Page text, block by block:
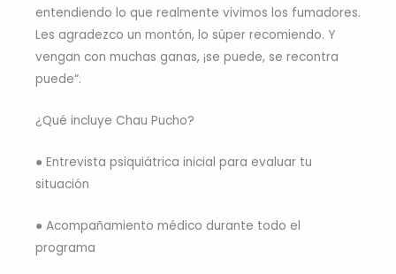
entendiendo lo que realmente vivimos los fumadores.
Les agradezco un montón, lo súper recomiendo. Y
vengan con muchas ganas, ¡se puede, se recontra
puede“.
¿Qué incluye Chau Pucho?
● Entrevista psiquiátrica inicial para evaluar tu
situación
● Acompañamiento médico durante todo el
programa